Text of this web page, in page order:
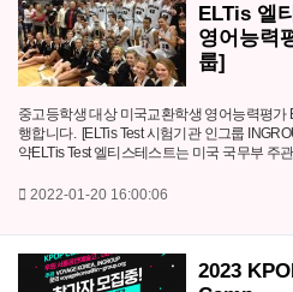
ELTis 엘
영어능력
룹]
중고등학생 대상 미국교환학생 영어능력평가
행합니다. [ELTis Test 시험기관 인그룹
약ELTis Test 엘티스테스트는 미국 국무부 주관
2022-01-20 16:00:06
2023